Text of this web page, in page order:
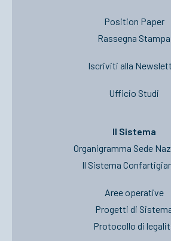
Position Paper
Rassegna Stampa
Iscriviti alla
Ufficio Studi
Il Sistema
Organigramma Sede
Il Sistema
Aree operative
Progetti di
Protocollo di